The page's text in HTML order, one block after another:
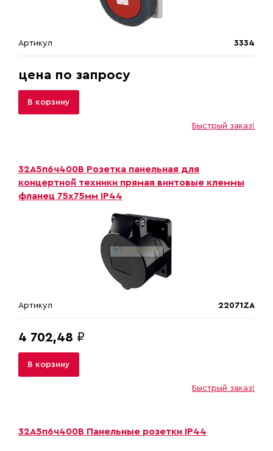
Артикул 3334
цена по запросу
В корзину
Быстрый заказ!
32A5п6ч400B Розетка панельная для
концертной техники прямая винтовые клеммы
фланец 75х75мм IP44
Артикул 22071ZA
4 702,48 ₽
В корзину
Быстрый заказ!
32A5п6ч400B Панельные розетки IP44